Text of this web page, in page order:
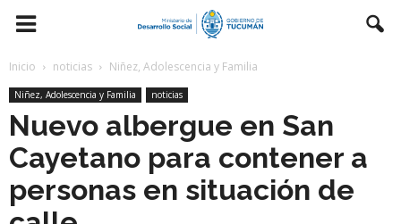
Inicio noticias Niñez, Adolescencia y Familia
Niñez, Adolescencia y Familia noticias
Nuevo albergue en San
Cayetano para contener a
personas en situación de